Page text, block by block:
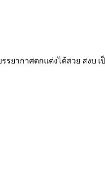
ยากาศตกแต่งได้สวย สงบ